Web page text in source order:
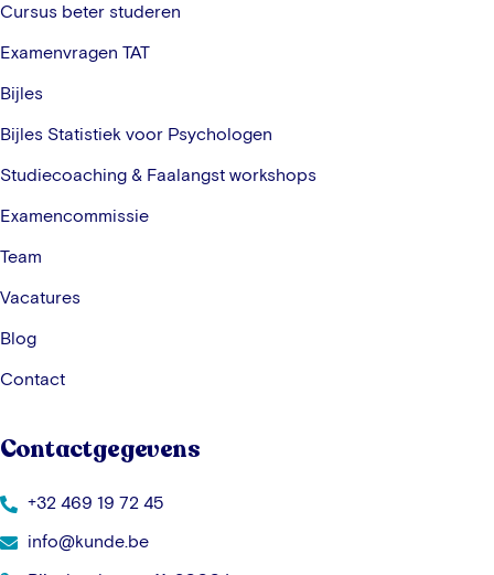
Cursus beter studeren
Examenvragen TAT
Bijles
Bijles Statistiek voor Psychologen
Studiecoaching & Faalangst workshops
Examencommissie
Team
Vacatures
Blog
Contact
Contactgegevens
+32 469 19 72 45
info@kunde.be